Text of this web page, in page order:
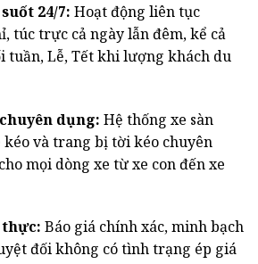
24/7: Hoạt động liên tục
túc trực cả ngày lẫn đêm, kể cả
tuần, Lễ, Tết khi lượng khách du
dụng: Hệ thống xe sàn
và trang bị tời kéo chuyên
mọi dòng xe từ xe con đến xe
Báo giá chính xác, minh bạch
đối không có tình trạng ép giá